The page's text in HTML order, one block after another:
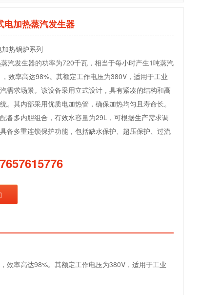
电加热蒸汽发生器
热锅炉系列
汽发生器的功率为720千瓦，相当于每小时产生1吨蒸汽
，效率高达98%。其额定工作电压为380V，适用于工业
需求场景。该设备采用立式设计，具有紧凑的结构和高
。其内部采用优质电加热管，确保加热均匀且寿命长。
备多内胆组合，有效水容量为29L，可根据生产需求调
备多重连锁保护功能，包括缺水保护、超压保护、过流
效率高达98%。其额定工作电压为380V，适用于工业